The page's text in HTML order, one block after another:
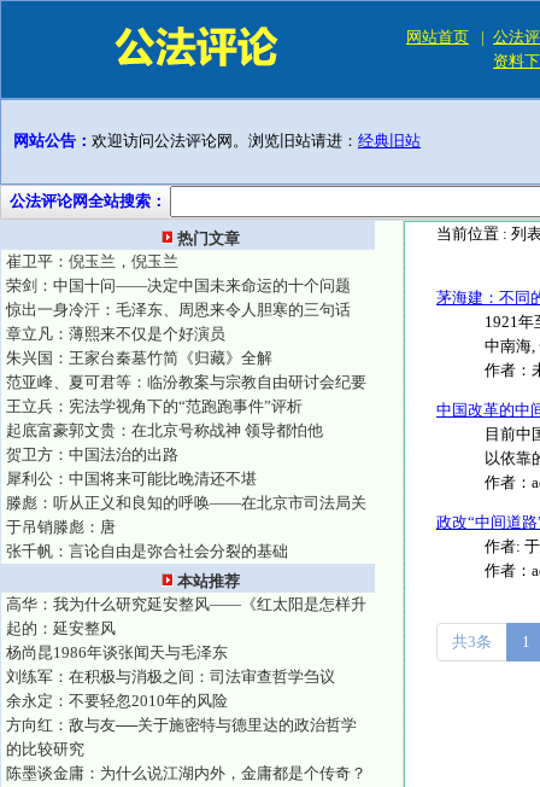
网站首页 | 公法
资料
网站公告： 欢迎访问公法评论网。浏览旧站请进： 经典旧站
公法评论网全站搜索：
热门文章
崔卫平：倪玉兰，倪玉兰
荣剑：中国十问——决定中国未来命运的十个问题
惊出一身冷汗：毛泽东、周恩来令人胆寒的三句话
章立凡：薄熙来不仅是个好演员
朱兴国：王家台秦墓竹简《归藏》全解
范亚峰、夏可君等：临汾教案与宗教自由研讨会纪要
王立兵：宪法学视角下的“范跑跑事件”评析
起底富豪郭文贵：在北京号称战神 领导都怕他
贺卫方：中国法治的出路
犀利公：中国将来可能比晚清还不堪
滕彪：听从正义和良知的呼唤——在北京市司法局关
于吊销滕彪：唐
张千帆：言论自由是弥合社会分裂的基础
本站推荐
高华：我为什么研究延安整风——《红太阳是怎样升
起的：延安整风
杨尚昆1986年谈张闻天与毛泽东
刘练军：在积极与消极之间：司法审查哲学刍议
余永定：不要轻忽2010年的风险
方向红：敌与友──关于施密特与德里达的政治哲学
的比较研究
陈墨谈金庸：为什么说江湖内外，金庸都是个传奇？
当前位置 : 列
茅海建：不同
1921年
中南海,
作者：
中国改革的中
目前中
以依靠
作者：
政改“中间道
作者:
作者：
共3条 1